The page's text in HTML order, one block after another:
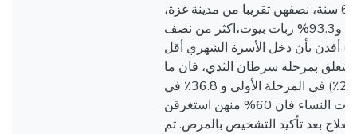
أعمارهن بين 51-60 سنة، نصفهن تقريبا من مدينة غزة،
و76% منهن متزوجات، و93.3% ربات بيوت،اكثر من نصف
(53.8%) أفدن بأن دخل الأسرة الشهري أقل
فيما يتعلق بمرحلة سرطان الثدي، فان ما
يقرب من الربع (24٪) في المرحلة الأولى و 36.8٪ في
المرحلة الثانية. كما أفادت النساء فان 60% منهن استغرقن
لبدء العلاج بعد تأكيد التشخيص بالمرض. تم